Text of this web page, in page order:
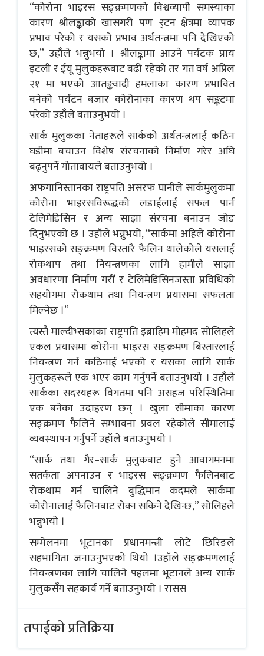
“कोरोना भाइरस सङ्क्रमणको विश्वव्यापी समस्याका
कारण श्रीलङ्काको खासगरी पणर््टन क्षेत्रमा व्यापक
प्रभाव परेको र यसको प्रभाव अर्थतन्त्रमा पनि देखिएको
छ,” उहाँले भन्नुभयो । श्रीलङ्कामा आउने पर्यटक प्राय
इटली र ईयू मुलुकहरूबाट बढी रहेको तर गत वर्ष अप्रिल
२१ मा भएको आतङ्कवादी हमलाका कारण प्रभावित
बनेको पर्यटन बजार कोरोनाका कारण थप सङ्कटमा
परेको उहाँले बताउनुभयो ।
सार्क मुलुकका नेताहरूले सार्कको अर्थतन्त्रलाई कठिन
घडीमा बचाउन विशेष संरचनाको निर्माण गरेर अघि
बढ्नुपर्ने गोतावायले बताउनुभयो ।
अफगानिस्तानका राष्ट्रपति असरफ घानीले सार्कमुलुकमा
कोरोना भाइरसविरूद्धको लडाईलाई सफल पार्न
टेलिमेडिसिन र अन्य साझा संरचना बनाउन जोड
दिनुभएको छ । उहाँले भन्नुभयो, “सार्कमा अहिले कोरोना
भाइरसको सङ्क्रमण विस्तारै फैलिन थालेकोले यसलाई
रोकथाप तथा नियन्त्रणका लागि हामीले साझा
अवधारणा निर्माण गरौँ र टेलिमेडिसिनजस्ता प्रविधिको
सहयोगमा रोकथाम तथा नियन्त्रण प्रयासमा सफलता
मिल्नेछ ।”
त्यस्तै माल्दीभ्सकाका राष्ट्रपति इब्राहिम मोहमद सोलिहले
एकल प्रयासमा कोरोना भाइरस सङ्क्रमण बिस्तारलाई
नियन्त्रण गर्न कठिनाई भएको र यसका लागि सार्क
मुलुकहरूले एक भएर काम गर्नुपर्ने बताउनुभयो । उहाँले
सार्कका सदस्यहरू विगतमा पनि असहज परिस्थितिमा
एक बनेका उदाहरण छन् । खुला सीमाका कारण
सङ्क्रमण फैलिने सम्भावना प्रवल रहेकोले सीमालाई
व्यवस्थापन गर्नुपर्ने उहाँले बताउनुभयो ।
“सार्क तथा गैर–सार्क मुलुकबाट हुने आवागमनमा
सतर्कता अपनाउन र भाइरस सङ्क्रमण फैलिनबाट
रोकथाम गर्न चालिने बुद्धिमान कदमले सार्कमा
कोरोनालाई फैलिनबाट रोक्न सकिने देखिन्छ,” सोलिहले
भन्नुभयो ।
सम्मेलनमा भूटानका प्रधानमन्त्री लोटे छिरिङले
सहभागिता जनाउनुभएको थियो ।उहाँले सङ्क्रमणलाई
नियन्त्रणका लागि चालिने पहलमा भूटानले अन्य सार्क
मुलुकसँग सहकार्य गर्ने बताउनुभयो । रासस
तपाईको प्रतिक्रिया